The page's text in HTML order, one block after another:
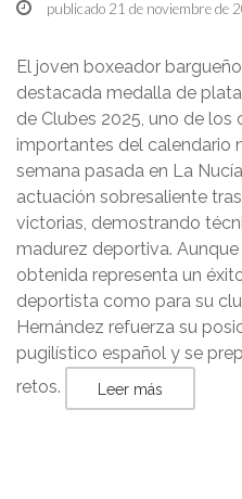
publicado 21 de noviembre de
El joven boxeador
destacada medalla de
de Clubes 2025, uno de los
importantes del calendario
semana pasada en La
actuación sobresaliente
victorias, demostrando
madurez deportiva.
obtenida representa un
deportista como para su
Hernández refuerza su
pugilístico español y se
retos.
Leer más